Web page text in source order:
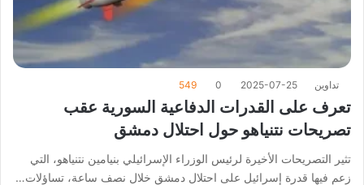
تداوين 2025-07-25
0
549
تعرف على القدرات الدفاعية السورية عقب
تصريحات نتنياهو حول احتلال دمشق
تثير التصريحات الأخيرة لرئيس الوزراء الإسرائيلي بنيامين نتنياهو، التي
زعم فيها قدرة إسرائيل على احتلال دمشق خلال نصف ساعة، تساؤلات…